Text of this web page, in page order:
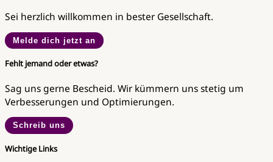
Sei herzlich willkommen in bester Gesellschaft.
Melde dich jetzt an
Fehlt jemand oder etwas?
Sag uns gerne Bescheid. Wir kümmern uns stetig um
Verbesserungen und Optimierungen.
Schreib uns
Wichtige Links